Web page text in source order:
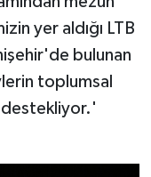
yer aldığı LTB
bulunan
toplumsal
destekliyor.'